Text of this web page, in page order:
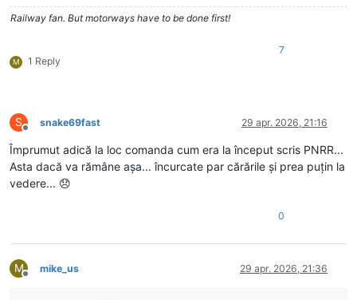
Railway fan. But motorways have to be done first!
M 1 Reply
7
S
Deconectat
snake69fast 29 apr. 2026, 21:16
Împrumut adică la loc comanda cum era la început scris PNRR...
Asta dacă va rămâne așa... încurcate par cărările și prea puțin la
vedere... 😞
0
M
Deconectat
mike_us 29 apr. 2026, 21:36